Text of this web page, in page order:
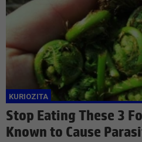
Stop Eating These 3
Known to Cause